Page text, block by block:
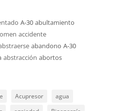
A-30 abultamiento
accidente
abandono A-30
abstracción abortos
Acupresor
agua